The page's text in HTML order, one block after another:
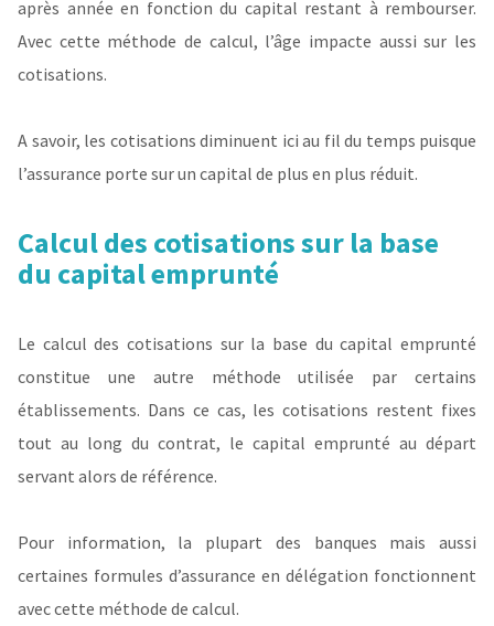
après année en fonction du capital restant à rembourser.
Avec cette méthode de calcul, l’âge impacte aussi sur les
cotisations.
A savoir, les cotisations diminuent ici au fil du temps puisque
l’assurance porte sur un capital de plus en plus réduit.
Calcul des cotisations sur la base
du capital emprunté
Le calcul des cotisations sur la base du capital emprunté
constitue une autre méthode utilisée par certains
établissements. Dans ce cas, les cotisations restent fixes
tout au long du contrat, le capital emprunté au départ
servant alors de référence.
Pour information, la plupart des banques mais aussi
certaines formules d’assurance en délégation fonctionnent
avec cette méthode de calcul.